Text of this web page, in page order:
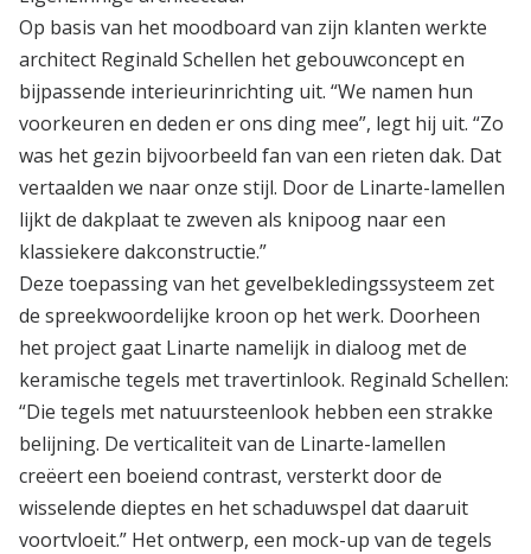
Op basis van het moodboard van zijn klanten werkte
architect Reginald Schellen het gebouwconcept en
bijpassende interieurinrichting uit. “We namen hun
voorkeuren en deden er ons ding mee”, legt hij uit. “Zo
was het gezin bijvoorbeeld fan van een rieten dak. Dat
vertaalden we naar onze stijl. Door de Linarte-lamellen
lijkt de dakplaat te zweven als knipoog naar een
klassiekere dakconstructie.”
Deze toepassing van het gevelbekledingssysteem zet
de spreekwoordelijke kroon op het werk. Doorheen
het project gaat Linarte namelijk in dialoog met de
keramische tegels met travertinlook. Reginald Schellen:
“Die tegels met natuursteenlook hebben een strakke
belijning. De verticaliteit van de Linarte-lamellen
creëert een boeiend contrast, versterkt door de
wisselende dieptes en het schaduwspel dat daaruit
voortvloeit.” Het ontwerp, een mock-up van de tegels